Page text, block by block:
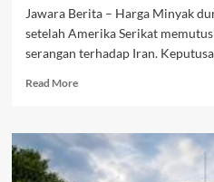
Jawara Berita – Harga Minyak
setelah Amerika Serikat
serangan terhadap Iran.
Read MoreRead
Harga
Minyak
Dunia